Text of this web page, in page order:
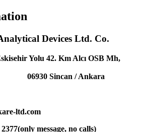
Devices Ltd. Co.
Yolu 42. Km Alcı OSB Mh,
/ Ankara
ltd.com
message, no calls)